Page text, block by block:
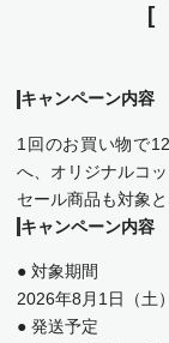
キャンペーン内容
1回のお買い物で
へ、オリジナルコ
セール商品も対象と
キャンペーン内容
● 対象期間
2026年8月1日（土
● 発送予定